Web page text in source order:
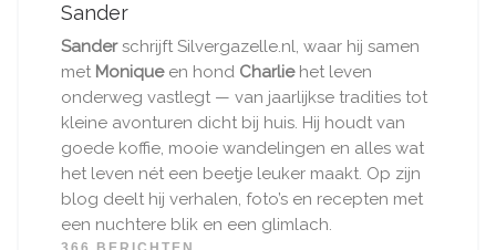
Sander
Sanderschrijft Silvergazelle.nl, waar hij samen
met Moniqueen hond Charliehet leven
onderweg vastlegt — van jaarlijkse tradities tot
kleine avonturen dicht bij huis. Hij houdt van
goede koffie, mooie wandelingen en alles wat
het leven nét een beetje leuker maakt. Op zijn
blog deelt hij verhalen, foto’s en recepten met
een nuchtere blik en een glimlach.